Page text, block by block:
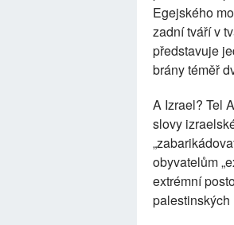
Egejského
zadní tváří v
představuje
brány téměř
A Izrael? Tel
slovy
obyvatelům
extrémní
palestinských